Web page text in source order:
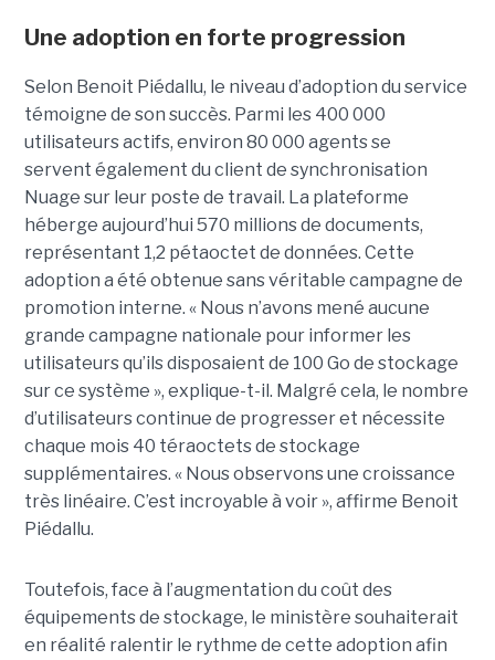
Une adoption en forte progression
Selon Benoit Piédallu, le niveau d’adoption du service
témoigne de son succès. Parmi les 400 000
utilisateurs actifs, environ 80 000 agents se
servent également du client de synchronisation
Nuage sur leur poste de travail. La plateforme
héberge aujourd’hui 570 millions de documents,
représentant 1,2 pétaoctet de données. Cette
adoption a été obtenue sans véritable campagne de
promotion interne. « Nous n’avons mené aucune
grande campagne nationale pour informer les
utilisateurs qu’ils disposaient de 100 Go de stockage
sur ce système », explique-t-il. Malgré cela, le nombre
d’utilisateurs continue de progresser et nécessite
chaque mois 40 téraoctets de stockage
supplémentaires. « Nous observons une croissance
très linéaire. C’est incroyable à voir », affirme Benoit
Piédallu.
Toutefois, face à l’augmentation du coût des
équipements de stockage, le ministère souhaiterait
en réalité ralentir le rythme de cette adoption afin